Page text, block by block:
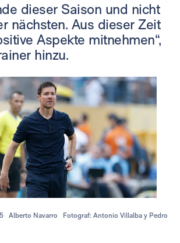
dieser Saison und nicht
nächsten. Aus dieser Zeit
Aspekte mitnehmen“,
hinzu.
Alberto Navarro
Fotograf: Antonio Villalba y Pedro